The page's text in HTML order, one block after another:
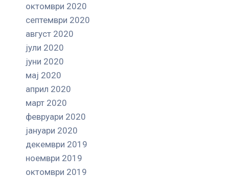
октомври 2020
септември 2020
август 2020
јули 2020
јуни 2020
мај 2020
април 2020
март 2020
февруари 2020
јануари 2020
декември 2019
ноември 2019
октомври 2019